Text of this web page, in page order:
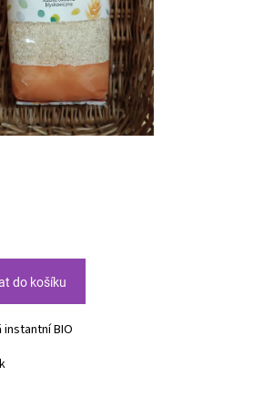
do košíku
instantní BIO